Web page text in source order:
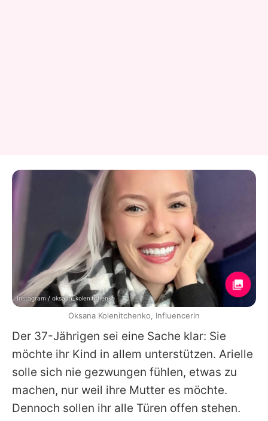
Der 37-Jährigen sei eine Sache klar: Sie
möchte ihr Kind in allem unterstützen. Arielle
solle sich nie gezwungen fühlen, etwas zu
machen, nur weil ihre Mutter es möchte.
Dennoch sollen ihr alle Türen offen stehen.
Instagram / oksana_kolenitchenko
Oksana Kolenitchenko, Influencerin